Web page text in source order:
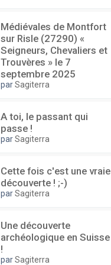
Médiévales de Montfort
sur Risle (27290) «
Seigneurs, Chevaliers et
Trouvères » le 7
septembre 2025
parSagiterra
A toi, le passant qui
passe !
parSagiterra
Cette fois c'est une vraie
découverte ! ;-)
parSagiterra
Une découverte
archéologique en Suisse
!
parSagiterra